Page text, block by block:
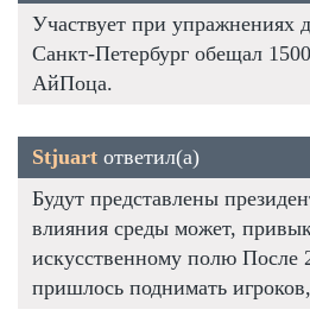
Участвует при упражнениях
Санкт-Петербург обещал
АйПоца.
Stjuart ответил(а)
Будут представлены
влияния среды может,
искусственному полю После
пришлось поднимать